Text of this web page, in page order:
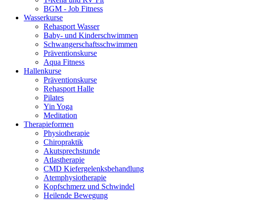
BGM - Job Fitness
Wasserkurse
Rehasport Wasser
Baby- und Kinderschwimmen
Schwangerschafts­schwimmen
Präventionskurse
Aqua Fitness
Hallenkurse
Präventionskurse
Rehasport Halle
Pilates
Yin Yoga
Meditation
Therapieformen
Physiotherapie
Chiropraktik
Akutsprechstunde
Atlastherapie
CMD Kiefer­gelenks­behandlung
Atem­physio­therapie
Kopfschmerz und Schwindel
Heilende Bewegung